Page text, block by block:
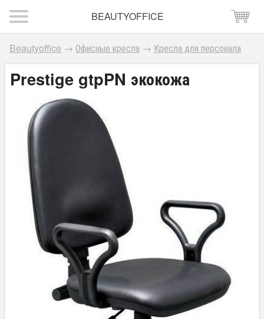
BEAUTYOFFICE
Beautyoffice → Офисные кресла → Кресла для персонала
Prestige gtpPN экокожа